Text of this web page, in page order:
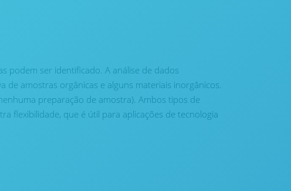
podem ser identificado. A análise de dados
de amostras orgânicas e alguns materiais inorgânicos.
preparação de amostra). Ambos tipos de
flexibilidade, que é útil para aplicações de tecnologia